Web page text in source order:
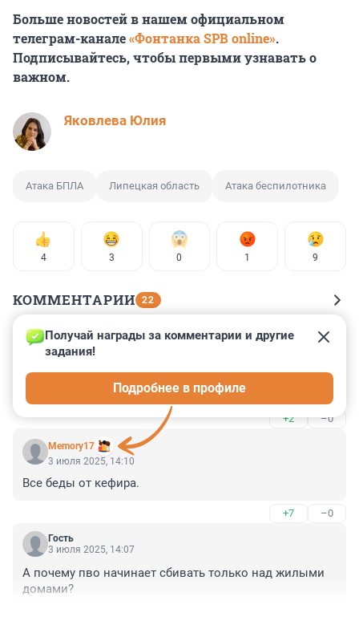
Больше новостей в нашем официальном
телеграм-канале«Фонтанка SPB online».
Подписывайтесь, чтобы первыми узнавать о
важном.
Яковлева Юлия
Атака БПЛА Липецкая область Атака беспилотника
4 3 0 1 9
КОММЕНТАРИИ 22
Гость
3 июля 2025, 16:33
А не пробовали сбивать не над населёнными
+2 –0
Memory17
Получай награды за комментарии и другие
задания!
Подробнее в профиле
3 июля 2025, 14:10
Все беды от кефира.
+7 –0
Гость
3 июля 2025, 14:07
А почему пво начинает сбивать только над жилыми
домами?